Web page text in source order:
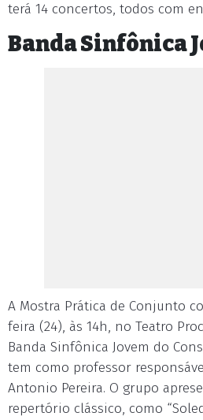
terá 14 concertos, todos com
Banda Sinfônica
A Mostra Prática de Conjunto
feira (24), às 14h, no Teatro
Banda Sinfônica Jovem do
tem como professor
Antonio Pereira. O grupo
repertório clássico, como